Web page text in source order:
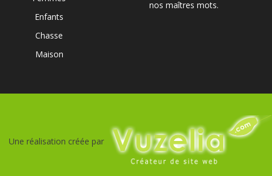
Enfants
Chasse
Maison
nos maîtres mots.
Une réalisation créée par